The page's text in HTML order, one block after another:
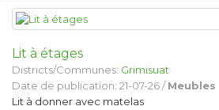
Lit à étages
Districts/Communes: Grimisuat
Date de publication: 21-07-26 /Meubles
Lit à donner avec matelas